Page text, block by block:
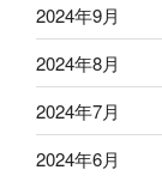
2024年9月
2024年8月
2024年7月
2024年6月